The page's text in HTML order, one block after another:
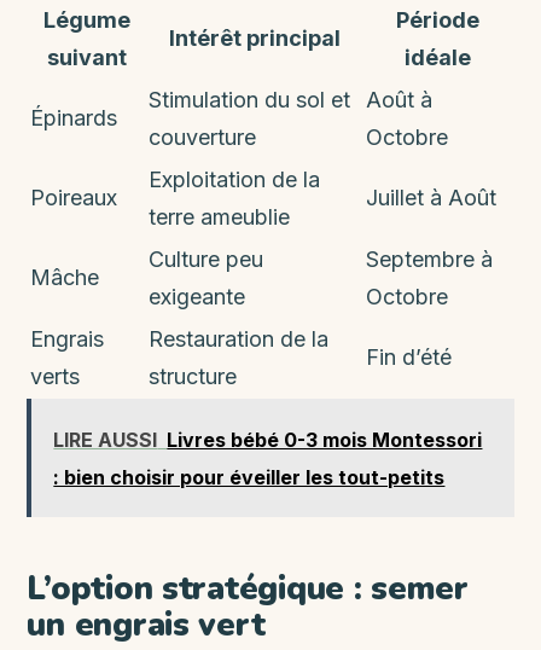
Légume
suivant
Intérêt principal
Période
idéale
Épinards
Stimulation du sol et
couverture
Août à
Octobre
Poireaux
Exploitation de la
terre ameublie
Juillet à Août
Mâche
Culture peu
exigeante
Septembre à
Octobre
Engrais
verts
Restauration de la
structure
Fin d’été
LIRE AUSSI Livres bébé 0-3 mois Montessori
: bien choisir pour éveiller les tout-petits
L’option stratégique : semer
un engrais vert